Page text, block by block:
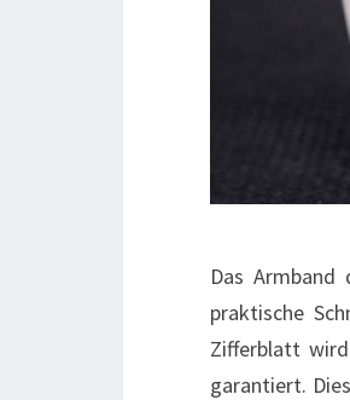
Das
praktische
Zifferblatt
garantiert.